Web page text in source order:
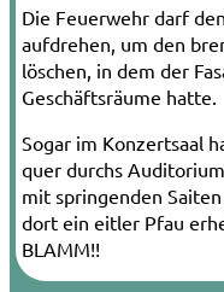
Die Feuerwehr darf
aufdrehen, um den
löschen, in dem der
Geschäftsräume hatte.
Sogar im Konzertsaal
quer durchs
mit springenden
dort ein eitler Pfau
BLAMM!!